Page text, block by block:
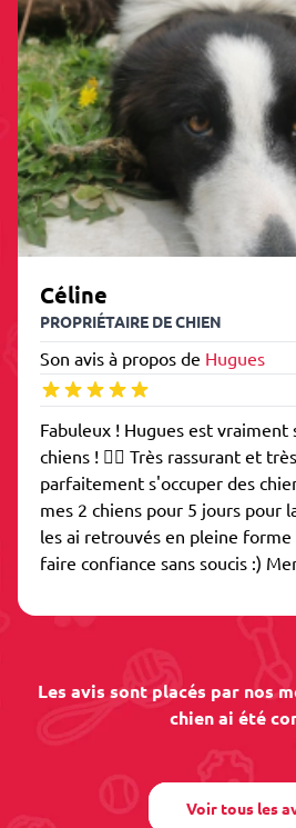
Céline
PROPRIÉTAIRE DE CHIEN
Son avis à propos de Hugues
Fabuleux ! Hugues est vraiment
chiens ! 👍🏼 Très rassurant et
parfaitement s'occuper des
mes 2 chiens pour 5 jours pour
les ai retrouvés en pleine forme
faire confiance sans soucis :)
Les avis sont placés par nos
chien ai été
Voir tous les